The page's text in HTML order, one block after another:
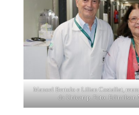
Manoel Bertolo e Lilian Costallat,
da Unicamp. Foto: